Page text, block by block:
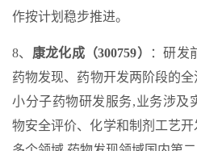
作按计划稳步推进。
8、 康龙化成（300759）
：研发
药物发现、药物开发两阶段的
小分子药物研发服务,业务涉及
物安全评价、化学和制剂工艺